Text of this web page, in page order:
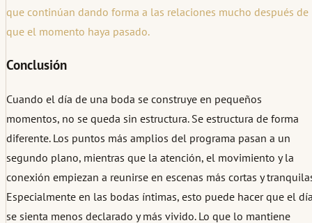
que continúan dando forma a las relaciones mucho después de
que el momento haya pasado.
Conclusión
Cuando el día de una boda se construye en pequeños
momentos, no se queda sin estructura. Se estructura de forma
diferente. Los puntos más amplios del programa pasan a un
segundo plano, mientras que la atención, el movimiento y la
conexión empiezan a reunirse en escenas más cortas y
Especialmente en las bodas íntimas, esto puede hacer que el
se sienta menos declarado y más vivido. Lo que lo mantiene